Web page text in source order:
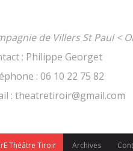
de Villers St Paul <
: Philippe Georget
: 06 10 22 75 82
: theatretiroir@gmail.com
Théâtre Tiroir Archives